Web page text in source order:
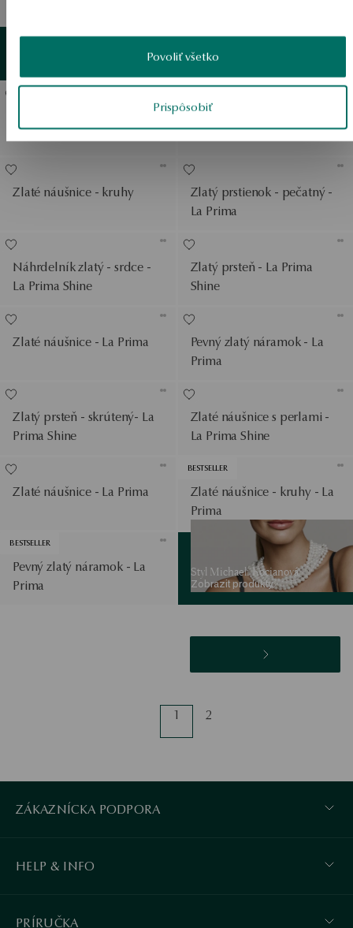
Povoliť všetko
Prispôsobiť
Zlatý prsteň - La Prima
Zlaté náušnice - kruhy
Zlatý prstienok - pečatný -
La Prima
Náhrdelník zlatý - srdce -
La Prima Shine
Zlatý prsteň - La Prima
Shine
Zlaté náušnice - La Prima
Pevný zlatý náramok - La
Prima
Zlatý prsteň - skrútený- La
Prima Shine
Zlaté náušnice s perlami -
La Prima Shine
Zlaté náušnice - La Prima
BESTSELLER
Zlaté náušnice - kruhy - La
Prima
BESTSELLER
Pevný zlatý náramok - La
Prima
Styl Michaeli Kocianová
Zobrazit produkty
Zobrazit produkty
1 2
ZÁKAZNÍCKA PODPORA
HELP & INFO
PRÍRUČKA